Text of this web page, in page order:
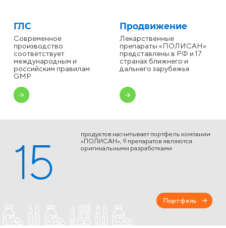
ГЛС
Современное
производство
соответствует
международным и
российским правилам
GMP
Продвижение
Лекарственные
препараты «ПОЛИСАН»
представлены в РФ и 17
странах ближнего и
дальнего зарубежья
15
продуктов насчитывает портфель компании
«ПОЛИСАН», 9 препаратов являются
оригинальными разработками
Портфель